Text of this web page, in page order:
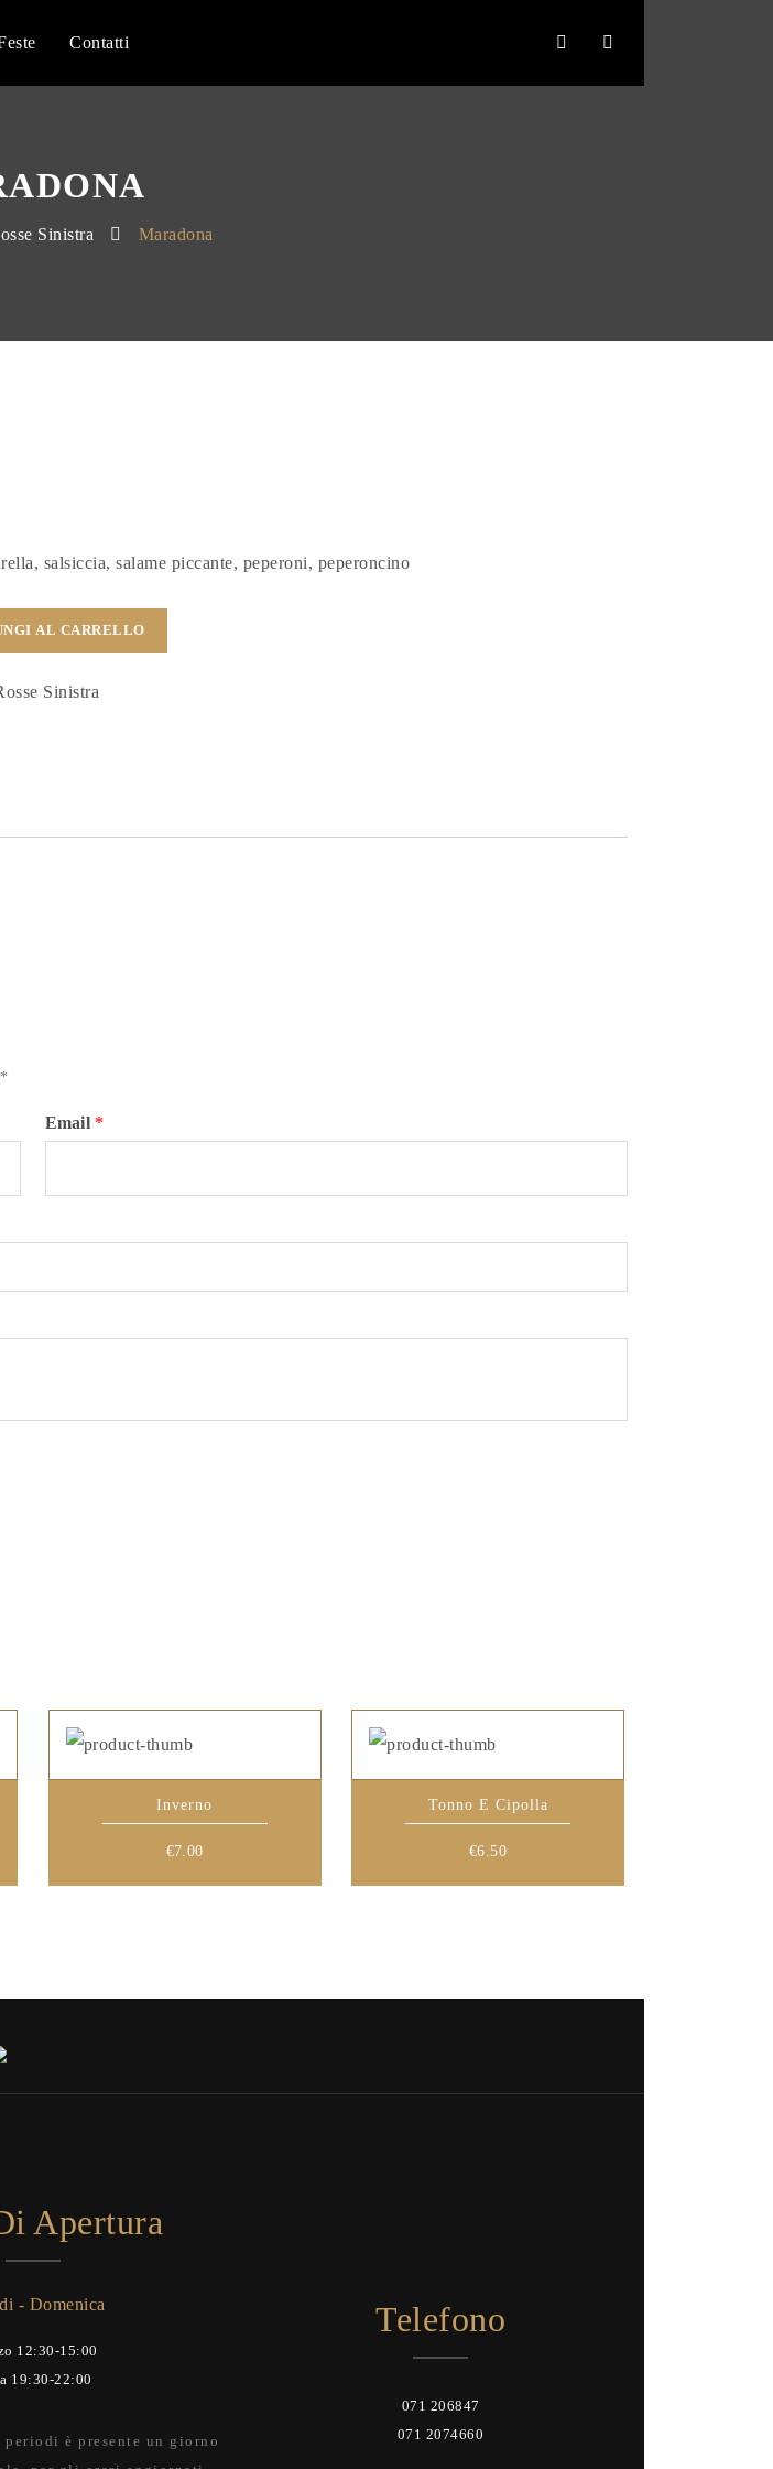
Contatti
Sinistra Maradona
salsiccia, salame piccante, peperoni, peperoncino
AL CARRELLO
Sinistra
*
Email *
Inverno
€7.00
Tonno E Cipolla
€6.50
Apertura
- Domenica
12:30-15:00
19:30-22:00
è presente un giorno
Telefono
071 206847
071 2074660